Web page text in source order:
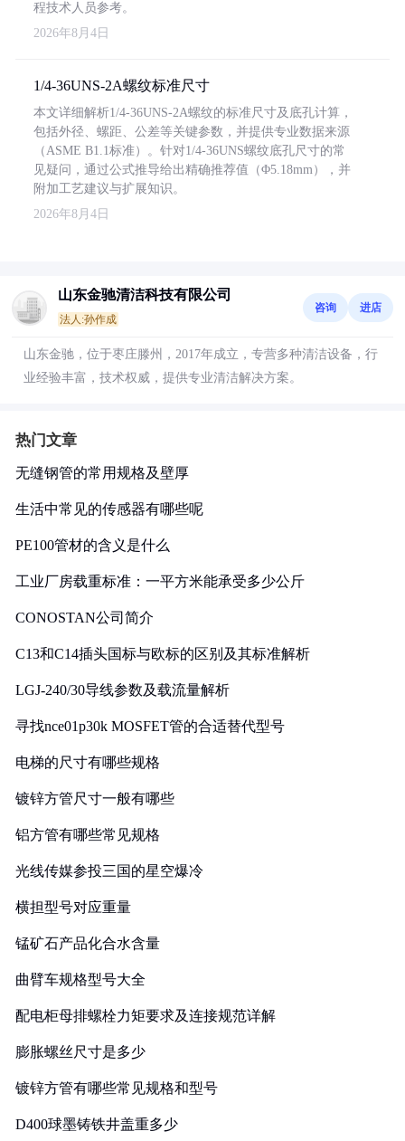
程技术人员参考。
2026年8月4日
1/4-36UNS-2A螺纹标准尺寸
本文详细解析1/4-36UNS-2A螺纹的标准尺寸及底孔计算，
包括外径、螺距、公差等关键参数，并提供专业数据来源
（ASME B1.1标准）。针对1/4-36UNS螺纹底孔尺寸的常
见疑问，通过公式推导给出精确推荐值（Φ5.18mm），并
附加工艺建议与扩展知识。
2026年8月4日
山东金驰清洁科技有限公司
法人:孙作成
咨询 进店
山东金驰，位于枣庄滕州，2017年成立，专营多种清洁设备，行
业经验丰富，技术权威，提供专业清洁解决方案。
热门文章
无缝钢管的常用规格及壁厚
生活中常见的传感器有哪些呢
PE100管材的含义是什么
工业厂房载重标准：一平方米能承受多少公斤
CONOSTAN公司简介
C13和C14插头国标与欧标的区别及其标准解析
LGJ-240/30导线参数及载流量解析
寻找nce01p30k MOSFET管的合适替代型号
电梯的尺寸有哪些规格
镀锌方管尺寸一般有哪些
铝方管有哪些常见规格
光线传媒参投三国的星空爆冷
横担型号对应重量
锰矿石产品化合水含量
曲臂车规格型号大全
配电柜母排螺栓力矩要求及连接规范详解
膨胀螺丝尺寸是多少
镀锌方管有哪些常见规格和型号
D400球墨铸铁井盖重多少